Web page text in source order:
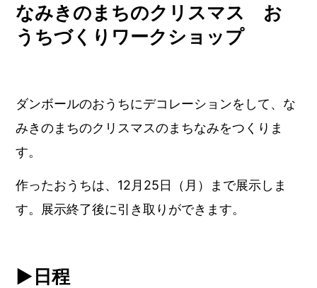
なみきのまちのクリスマス お
うちづくりワークショップ
ダンボールのおうちにデコレーションをして、な
みきのまちのクリスマスのまちなみをつくりま
す。
作ったおうちは、12月25日（月）まで展示しま
す。展示終了後に引き取りができます。
▶︎日程